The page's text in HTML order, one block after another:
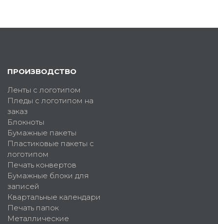
ПРОИЗВОДСТВО
Ленты с логотипом
Пледы с логотипом на
заказ
Блокноты
Бумажные пакеты
Пластиковые пакеты с
логотипом
Печать конвертов
Бумажные блоки для
записей
Квартальные календари
Печать папок
Металлические